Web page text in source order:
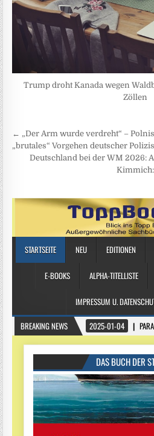
Trump droht Kanada wegen
Zöllen
← „Der Arm wurde verdreht“ –
„brutales“ Vorgehen deutscher
Deutschland bei der WM 2026: